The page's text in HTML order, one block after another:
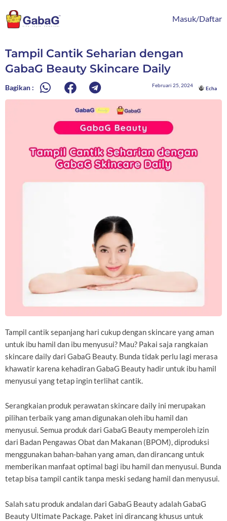
ke
konten
Masuk/Daftar
Tampil Cantik Seharian dengan
GabaG Beauty Skincare Daily
Bagikan : Februari 25, 2024
Echa
Tampil cantik sepanjang hari cukup dengan skincare yang aman
untuk ibu hamil dan ibu menyusui? Mau? Pakai saja rangkaian
skincare daily dari GabaG Beauty. Bunda tidak perlu lagi merasa
khawatir karena kehadiran GabaG Beauty hadir untuk ibu hamil
menyusui yang tetap ingin terlihat cantik.
Serangkaian produk perawatan skincare daily ini merupakan
pilihan terbaik yang aman digunakan oleh ibu hamil dan
menyusui. Semua produk dari GabaG Beauty memperoleh izin
dari Badan Pengawas Obat dan Makanan (BPOM), diproduksi
menggunakan bahan-bahan yang aman, dan dirancang untuk
memberikan manfaat optimal bagi ibu hamil dan menyusui. Bunda
tetap bisa tampil cantik tanpa meski sedang hamil dan menyusui.
Salah satu produk andalan dari GabaG Beauty adalah GabaG
Beauty Ultimate Package. Paket ini dirancang khusus untuk